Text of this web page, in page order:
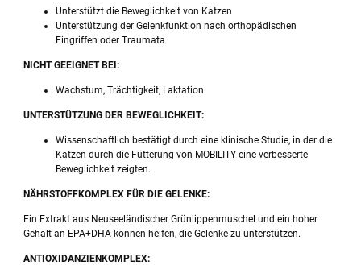
Unterstützt die Beweglichkeit von Katzen
Unterstützung der Gelenkfunktion nach orthopädischen
Eingriffen oder Traumata
NICHT GEEIGNET BEI:
Wachstum, Trächtigkeit, Laktation
UNTERSTÜTZUNG DER BEWEGLICHKEIT:
Wissenschaftlich bestätigt durch eine klinische Studie, in der die
Katzen durch die Fütterung von MOBILITY eine verbesserte
Beweglichkeit zeigten.
NÄHRSTOFFKOMPLEX FÜR DIE GELENKE:
Ein Extrakt aus Neuseeländischer Grünlippenmuschel und ein hoher
Gehalt an EPA+DHA können helfen, die Gelenke zu unterstützen.
ANTIOXIDANZIENKOMPLEX: